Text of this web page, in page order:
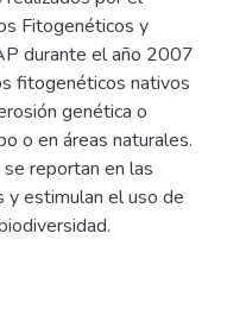
Fitogenéticos y
durante el año 2007
fitogenéticos nativos
genética o
o en áreas naturales.
reportan en las
y estimulan el uso de